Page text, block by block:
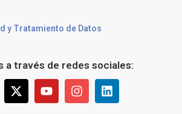
y Tratamiento de Datos
a través de redes sociales: